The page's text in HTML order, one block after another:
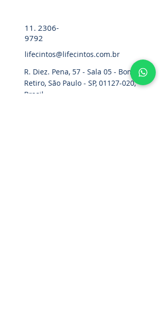
11. 2306-
9792
lifecintos@lifecintos.com.br
R. Diez. Pena, 57 - Sala 05 - Bom
Retiro, São Paulo - SP, 01127-020,
Brasil